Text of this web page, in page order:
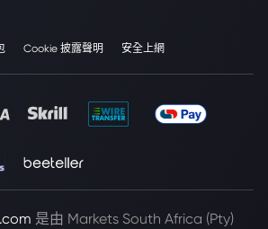
Cookie 披露聲明 安全上網
是由 Markets South Africa (Pty)